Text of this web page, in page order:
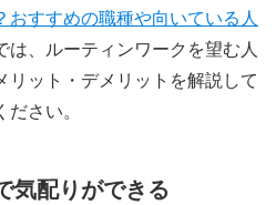
おすすめの職種や向いている人
は、ルーティンワークを望む人
リット・デメリットを解説して
さい。
気配りができる